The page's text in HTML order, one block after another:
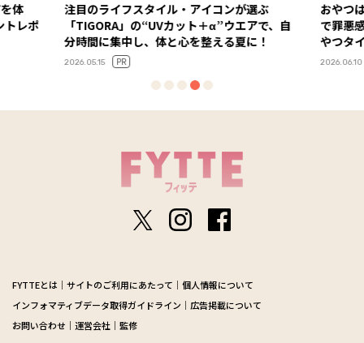
体
注目のライフスタイル・アイコンが選ぶ
「TIGORA」の“UVカット＋α”ウエアで、自
分時間に集中し、体と心を整える夏に！
2026.05.15 PR
おやつ
で罪悪
やつタ
2026.06.10
FYTTEとは サイトのご利用にあたって
個人情報について
インフォマティブデータ取得ガイドライン
広告掲載について
お問い合わせ
運営会社 監修